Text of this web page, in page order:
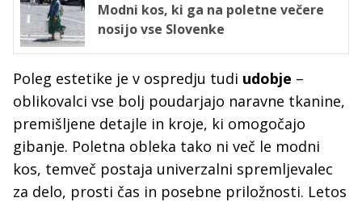
Modni kos, ki ga na poletne večere
nosijo vse Slovenke
Poleg estetike je v ospredju tudi udobje –
oblikovalci vse bolj poudarjajo naravne tkanine,
premišljene detajle in kroje, ki omogočajo
gibanje. Poletna obleka tako ni več le modni
kos, temveč postaja univerzalni spremljevalec
za delo, prosti čas in posebne priložnosti. Letos